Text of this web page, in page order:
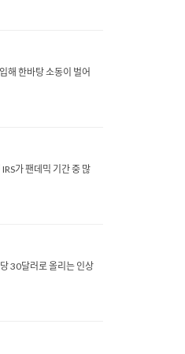
해 한바탕 소동이 벌어
가 팬데믹 기간 중 많
30달러로 올리는 인상